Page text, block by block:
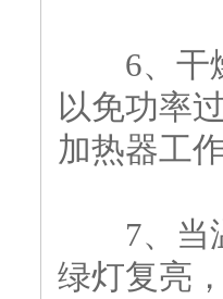
6、干燥
以免功率
加热器工
7、当温
绿灯复亮